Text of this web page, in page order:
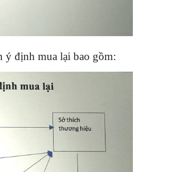
ý định mua lại bao gồm:
THIỆU SÁCH